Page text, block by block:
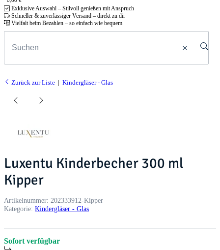
Exklusive Auswahl – Stilvoll genießen mit Anspruch
Schneller & zuverlässiger Versand – direkt zu dir
Vielfalt beim Bezahlen – so einfach wie bequem
Zurück zur Liste Kindergläser - Glas
Luxentu Kinderbecher 300 ml
Kipper
Artikelnummer: 202333912-Kipper
Kategorie: Kindergläser - Glas
Sofort verfügbar